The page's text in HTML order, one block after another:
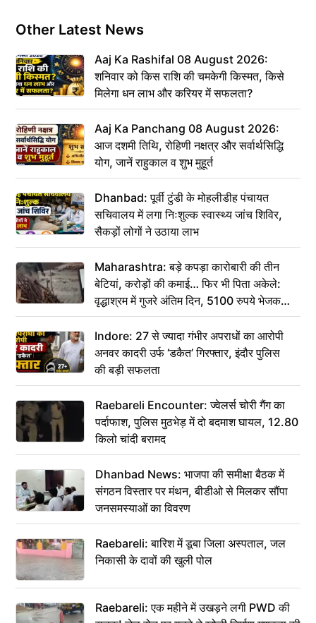
Other Latest News
Aaj Ka Rashifal 08 August 2026:
शनिवार को किस राशि की चमकेगी किस्मत, किसे
मिलेगा धन लाभ और करियर में सफलता?
Aaj Ka Panchang 08 August 2026:
आज दशमी तिथि, रोहिणी नक्षत्र और सर्वार्थसिद्धि
योग, जानें राहुकाल व शुभ मुहूर्त
Dhanbad: पूर्वी टुंडी के मोहलीडीह पंचायत
सचिवालय में लगा निःशुल्क स्वास्थ्य जांच शिविर,
सैकड़ों लोगों ने उठाया लाभ
Maharashtra: बड़े कपड़ा कारोबारी की तीन
बेटियां, करोड़ों की कमाई… फिर भी पिता अकेले:
वृद्धाश्रम में गुजरे अंतिम दिन, 5100 रुपये भेजकर
कहा– अंतिम संस्कार कर दीजिए हम नहीं आ पाएंगे
Indore: 27 से ज्यादा गंभीर अपराधों का आरोपी
अनवर कादरी उर्फ ‘डकैत’ गिरफ्तार, इंदौर पुलिस
की बड़ी सफलता
Raebareli Encounter: ज्वेलर्स चोरी गैंग का
पर्दाफाश, पुलिस मुठभेड़ में दो बदमाश घायल, 12.80
किलो चांदी बरामद
Dhanbad News: भाजपा की समीक्षा बैठक में
संगठन विस्तार पर मंथन, बीडीओ से मिलकर सौंपा
जनसमस्याओं का विवरण
Raebareli: बारिश में डूबा जिला अस्पताल, जल
निकासी के दावों की खुली पोल
Raebareli: एक महीने में उखड़ने लगी PWD की